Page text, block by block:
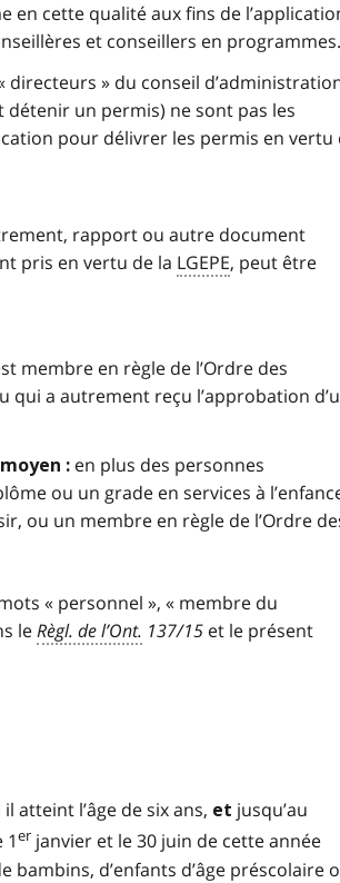
en cette qualité aux fins de
et conseillers en programmes.
directeurs » du conseil
détenir un permis) ne sont pas les
pour délivrer les permis en vertu
rapport ou autre document
pris en vertu de la LGEPE, peut être
membre en règle de l’Ordre des
qui a autrement reçu l’approbation
: en plus des personnes
ou un grade en services à
ou un membre en règle de l’Ordre
« personnel », « membre du
leRègl. de l’Ont. 137/15 et le présent
atteint l’âge de six ans, et jusqu’au
1er janvier et le 30 juin de cette année
d’enfants d’âge préscolaire